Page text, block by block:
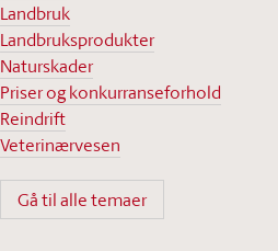
Landbruk
Landbruksprodukter
Naturskader
Priser og konkurranseforhold
Reindrift
Veterinærvesen
Gå til alle temaer